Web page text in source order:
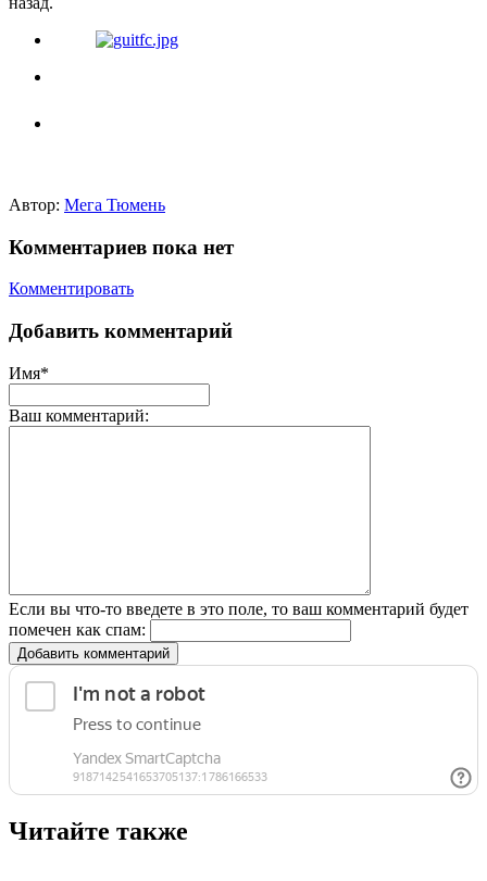
Автор: Мега Тюмень
Комментариев пока нет
Комментировать
Добавить комментарий
Имя*
Ваш комментарий:
Если вы что-то введете в это поле, то ваш комментарий будет
помечен как спам:
Добавить комментарий
Читайте также